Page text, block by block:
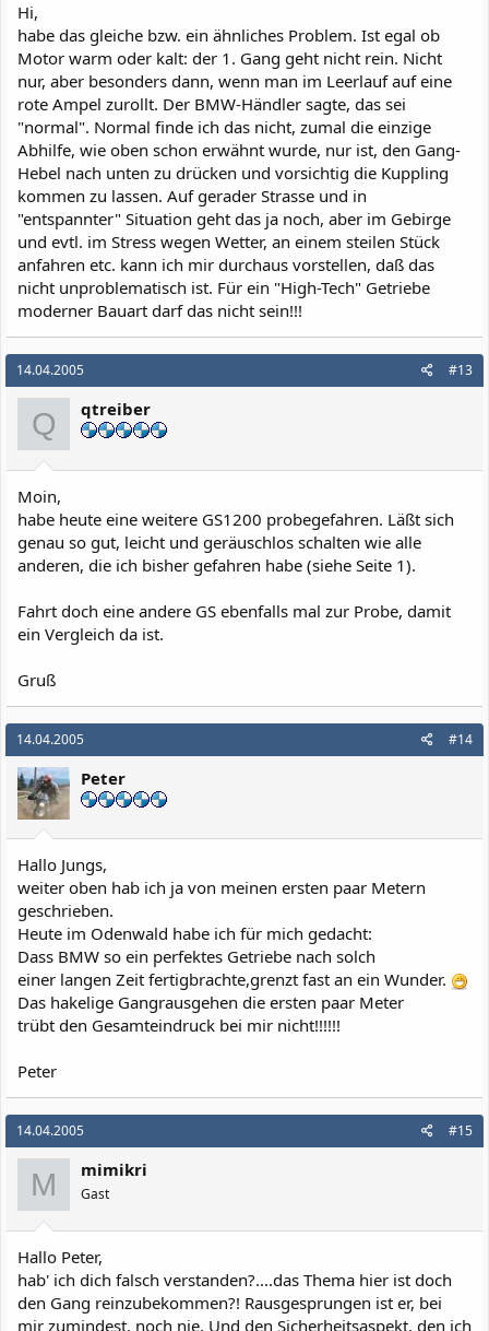
Hi,
habe das gleiche bzw. ein ähnliches Problem. Ist egal ob
Motor warm oder kalt: der 1. Gang geht nicht rein. Nicht
nur, aber besonders dann, wenn man im Leerlauf auf eine
rote Ampel zurollt. Der BMW-Händler sagte, das sei
"normal". Normal finde ich das nicht, zumal die einzige
Abhilfe, wie oben schon erwähnt wurde, nur ist, den Gang-
Hebel nach unten zu drücken und vorsichtig die Kuppling
kommen zu lassen. Auf gerader Strasse und in
"entspannter" Situation geht das ja noch, aber im Gebirge
und evtl. im Stress wegen Wetter, an einem steilen Stück
anfahren etc. kann ich mir durchaus vorstellen, daß das
nicht unproblematisch ist. Für ein "High-Tech" Getriebe
moderner Bauart darf das nicht sein!!!
14.04.2005 #13
Q qtreiber
Moin,
habe heute eine weitere GS1200 probegefahren. Läßt sich
genau so gut, leicht und geräuschlos schalten wie alle
anderen, die ich bisher gefahren habe (siehe Seite 1).
Fahrt doch eine andere GS ebenfalls mal zur Probe, damit
ein Vergleich da ist.
Gruß
14.04.2005 #14
Peter
Hallo Jungs,
weiter oben hab ich ja von meinen ersten paar Metern
geschrieben.
Heute im Odenwald habe ich für mich gedacht:
Dass BMW so ein perfektes Getriebe nach solch
einer langen Zeit fertigbrachte,grenzt fast an ein Wunder.
Das hakelige Gangrausgehen die ersten paar Meter
trübt den Gesamteindruck bei mir nicht!!!!!!
Peter
14.04.2005 #15
M mimikri
Gast
Hallo Peter,
hab' ich dich falsch verstanden?....das Thema hier ist doch
den Gang reinzubekommen?! Rausgesprungen ist er, bei
mir zumindest, noch nie. Und den Sicherheitsaspekt, den ich